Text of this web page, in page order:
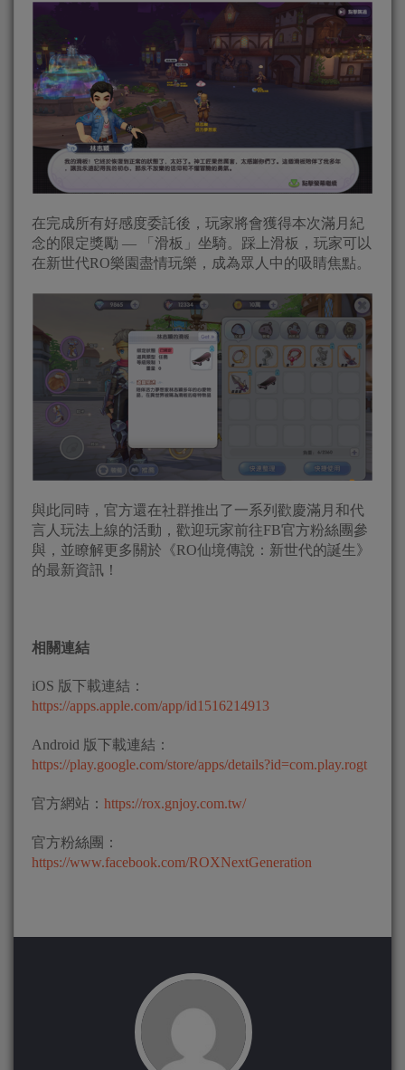
在完成所有好感度委託後，玩家將會獲得本次滿月紀
念的限定獎勵 — 「滑板」坐騎。踩上滑板，玩家可以
在新世代RO樂園盡情玩樂，成為眾人中的吸睛焦點。
與此同時，官方還在社群推出了一系列歡慶滿月和代
言人玩法上線的活動，歡迎玩家前往FB官方粉絲團參
與，並瞭解更多關於《RO仙境傳說：新世代的誕生》
的最新資訊！
相關連結
iOS 版下載連結：
https://apps.apple.com/app/id1516214913
Android 版下載連結：
https://play.google.com/store/apps/details?id=com.play.rogt
官方網站： https://rox.gnjoy.com.tw/
官方粉絲團：
https://www.facebook.com/ROXNextGeneration